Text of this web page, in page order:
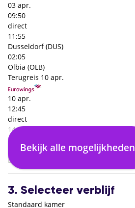
03 apr.
09:50
direct
11:55
Dusseldorf (DUS)
02:05
Olbia (OLB)
Terugreis 10 apr.
10 apr.
12:45
direct
14:50
Olbia (OLB)
02:05
Dusseldorf (DUS)
Bekijk alle mogelijkheden
3. Selecteer verblijf
Standaard kamer